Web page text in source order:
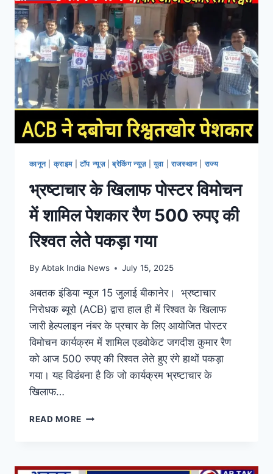
कानून| क्राइम| टॉप न्यूज़|ब्रेकिंग न्यूज़| युवा| राजस्थान| राज्य
भ्रष्टाचार के खिलाफ पोस्टर विमोचन
में शामिल पेशकार रैण 500 रुपए की
रिश्वत लेते पकड़ा गया
By Abtak India News July 15, 2025
अबतक इंडिया न्यूज 15 जुलाई बीकानेर। भ्रष्टाचार
निरोधक ब्यूरो (ACB) द्वारा हाल ही में रिश्वत के खिलाफ
जारी हेल्पलाइन नंबर के प्रचार के लिए आयोजित पोस्टर
विमोचन कार्यक्रम में शामिल एडवोकेट जगदीश कुमार रैण
को आज 500 रुपए की रिश्वत लेते हुए रंगे हाथों पकड़ा
गया। यह विडंबना है कि जो कार्यक्रम भ्रष्टाचार के
खिलाफ…
READ MORE